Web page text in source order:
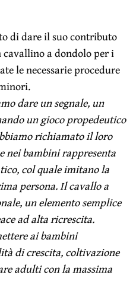
di dare il suo contributo
a dondolo per i
le necessarie procedure
dare un segnale, un
un gioco propedeutico
richiamato il loro
nei bambini rappresenta
col quale imitano la
persona. Il cavallo a
un elemento semplice
ad alta ricrescita.
ai bambini
di crescita, coltivazione
adulti con la massima